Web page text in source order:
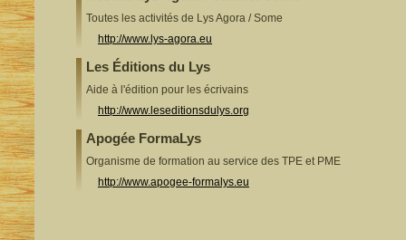
Toutes les activités de Lys Agora / Some
http://www.lys-agora.eu
Les Éditions du Lys
Aide à l'édition pour les écrivains
http://www.leseditionsdulys.org
Apogée FormaLys
Organisme de formation au service des TPE et PME
http://www.apogee-formalys.eu